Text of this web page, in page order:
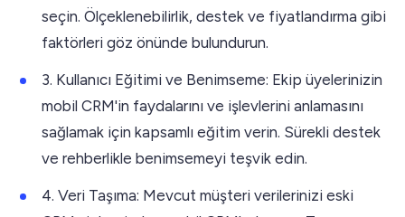
seçin. Ölçeklenebilirlik, destek ve fiyatlandırma gibi
faktörleri göz önünde bulundurun.
3. Kullanıcı Eğitimi ve Benimseme: Ekip üyelerinizin
mobil CRM'in faydalarını ve işlevlerini anlamasını
sağlamak için kapsamlı eğitim verin. Sürekli destek
ve rehberlikle benimsemeyi teşvik edin.
4. Veri Taşıma: Mevcut müşteri verilerinizi eski